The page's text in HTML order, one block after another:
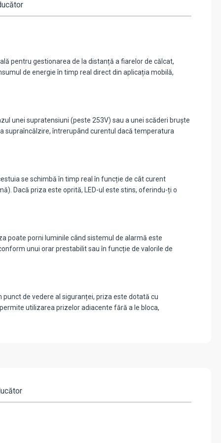
pentru gestionarea de la distanță a fiarelor de călcat,
de energie în timp real direct din aplicația mobilă,
unei supratensiuni (peste 253V) sau a unei scăderi bruște
supraîncălzire, întrerupând curentul dacă temperatura
se schimbă în timp real în funcție de cât curent
Dacă priza este oprită, LED-ul este stins, oferindu-ți o
poate porni luminile când sistemul de alarmă este
unui orar prestabilit sau în funcție de valorile de
punct de vedere al siguranței, priza este dotată cu
utilizarea prizelor adiacente fără a le bloca,